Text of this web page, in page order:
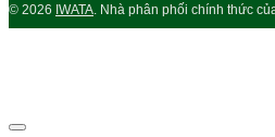
© 2026 IWATA. Nhà phân phối chính thức